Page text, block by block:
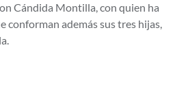
Cándida Montilla, con quien ha
conforman además sus tres hijas,